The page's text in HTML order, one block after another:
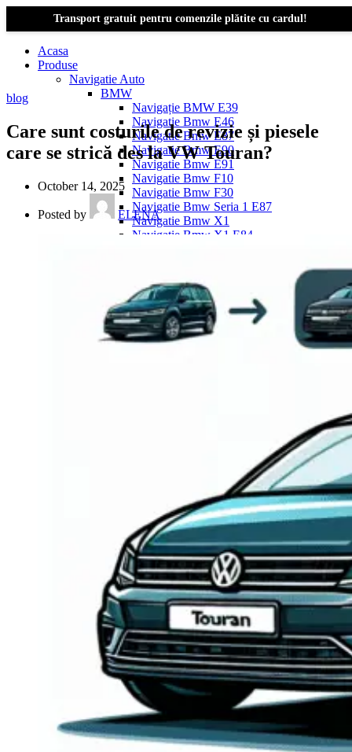
Transport gratuit pentru comenzile plătite cu cardul!
Acasa
Produse
Navigatie Auto
BMW
Navigație BMW E39
Navigatie Bmw E46
Navigatie Bmw E87
Navigatie Bmw E90
Navigatie Bmw E91
Navigatie Bmw F10
Navigatie Bmw F30
Navigatie Bmw Seria 1 E87
Navigatie Bmw X1
Navigatie Bmw X1 E84
Dacia Logan
Navigație Dacia Logan 1 (2004–2012)
Navigație Dacia Logan 2 (2012–2020)
Navigație Dacia Logan 3 (2020–Prezent)
Dacia Duster
Navigatie Audi A6 C5
Navigatie Audi A6 C6
Navigatie Audi A6 C7
Navigatie Audi Q5
Ford
Navigație Ford Fiesta
Navigație Ford Focus 1
Navigație Ford Focus 2
Navigație Ford Focus MK3
Navigație Ford Mondeo MK3
Navigație Ford Mondeo MK4
Navigație Ford Transit
Mercedes
Navigație Mercedes C Class W203
Navigație Mercedes C Class W204
Navigație Mercedes W203
Navigație Mercedes W204
Navigație Mercedes W211
Navigație Mercedes Sprinter
blog
Care sunt costurile de revizie și piesele
care se strică des la VW Touran?
October 14, 2025
Posted by ELENA